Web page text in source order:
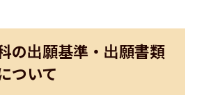
の出願基準・出願書類
ついて